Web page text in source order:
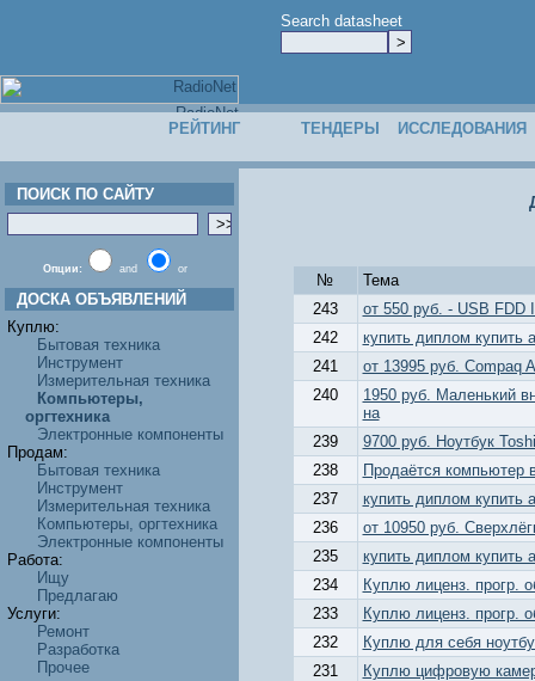
Search datasheet
РЕЙТИНГ ТЕНДЕРЫ ИССЛЕДОВАНИЯ
ПОИСК ПО САЙТУ
Опции: and or
ДОСКА ОБЪЯВЛЕНИЙ
Куплю:
Бытовая техника
Инструмент
Измерительная техника
Компьютеры,
оргтехника
Электронные компоненты
Продам:
Бытовая техника
Инструмент
Измерительная техника
Компьютеры, оргтехника
Электронные компоненты
Работа:
Ищу
Предлагаю
Услуги:
Ремонт
Разработка
Прочее
№
Тема
243
от 550 руб. - USB FDD
242
купить диплом купить
241
от 13995 руб. Compaq
240
1950 руб. Маленький
на
239
9700 руб. Ноутбук
238
Продаётся компьютер
237
купить диплом купить
236
от 10950 руб.
235
купить диплом купить
234
Куплю лиценз. прогр.
233
Куплю лиценз. прогр.
232
Куплю для себя
231
Куплю цифровую